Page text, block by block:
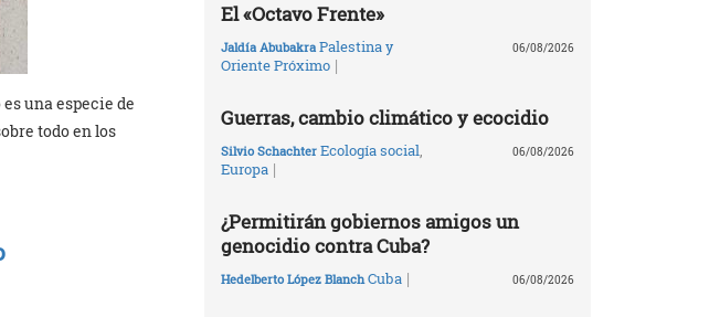
una especie de
todo en los
El «Octavo Frente»
Jaldía Abubakra Palestina y
Oriente Próximo |
06/08/2026
Guerras, cambio climático y ecocidio
Silvio Schachter Ecología social
Europa |
06/08/2026
¿Permitirán gobiernos amigos un
genocidio contra Cuba?
Hedelberto López Blanch Cuba | 06/08/2026